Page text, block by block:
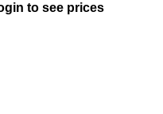
to see prices